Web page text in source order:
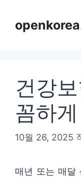
건강
꼼하
10월 26, 2025
매년 또는 매달